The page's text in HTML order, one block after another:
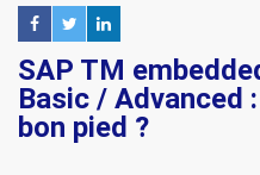
SAP TM
Basic / Advanced
bon pied ?